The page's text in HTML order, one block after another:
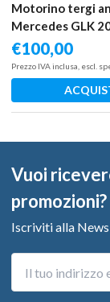
Motorino tergi
Mercedes GLK
€100,00
Prezzo IVA inclusa, escl.
Vuoi
promozioni?
Iscriviti alla